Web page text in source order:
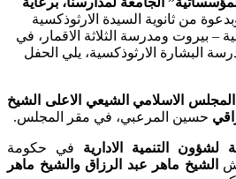
من ثانوية السيدة الارثوذكسية
– بيروت ومدرسة الثلاثة الاقمار، في
البشارة الارثوذكسية، يلي الحفل
المجلس الاسلامي الشيعي الاعلى الشيخ
حسين المرعبي، في مقر المجلس.
في حكومة
الشيخ ماهر عبد الرزاق والشيخ ماهر